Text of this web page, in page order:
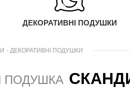
ДЕКОРАТИВНІ ПОДУШКИ
- ДЕКОРАТИВНІ ПОДУШКИ
ПОДУШКА